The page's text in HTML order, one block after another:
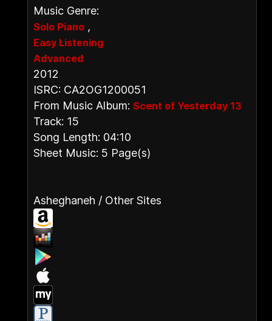
Music Genre:
Solo Piano ,
Easy Listening
Advanced
2012
ISRC: CA2OG1200051
From Music Album: Scent of Yesterday 13
Track: 15
Song Length: 04:10
Sheet Music: 5 Page(s)
Asheghaneh / Other Sites